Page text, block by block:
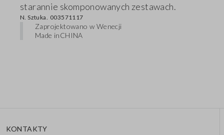
starannie skomponowanych zestawach.
N. Sztuka. 003571117
Zaprojektowano w Wenecji
Made inCHINA
KONTAKTY